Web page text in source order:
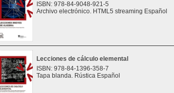
ISBN: 978-84-9048-921-5
Archivo electrónico. HTML5 streaming Español
Lecciones de cálculo elemental
ISBN: 978-84-1396-358-7
Tapa blanda. Rústica Español